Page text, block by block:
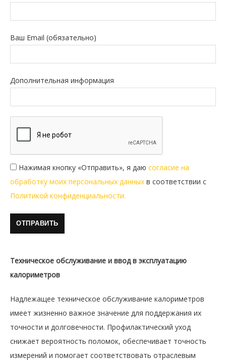
Ваш Email (обязательно)
Дополнительная информация
Нажимая кнопку «Отправить», я даю согласие на
обработку моих персональных данных в соответствии с
Политикой конфиденциальности.
Техническое обслуживание и ввод в эксплуатацию
калориметров
Надлежащее техническое обслуживание калориметров
имеет жизненно важное значение для поддержания их
точности и долговечности. Профилактический уход
снижает вероятность поломок, обеспечивает точность
измерений и помогает соответствовать отраслевым